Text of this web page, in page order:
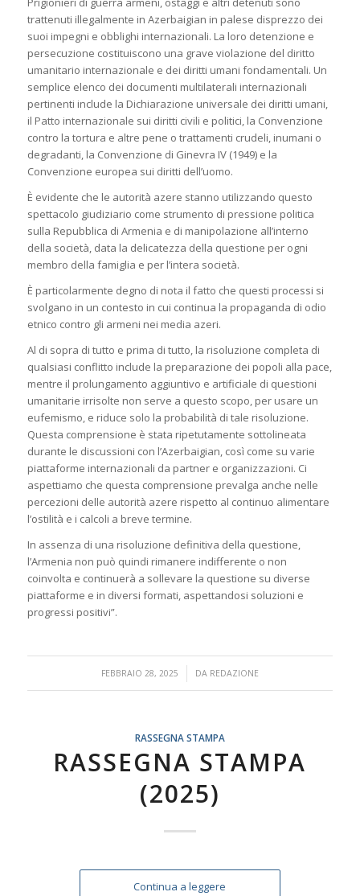
trattenuti illegalmente in Azerbaigian in palese disprezzo dei
suoi impegni e obblighi internazionali. La loro detenzione e
persecuzione costituiscono una grave violazione del diritto
umanitario internazionale e dei diritti umani fondamentali. Un
semplice elenco dei documenti multilaterali internazionali
pertinenti include la Dichiarazione universale dei diritti umani,
il Patto internazionale sui diritti civili e politici, la Convenzione
contro la tortura e altre pene o trattamenti crudeli, inumani o
degradanti, la Convenzione di Ginevra IV (1949) e la
Convenzione europea sui diritti dell’uomo.
È evidente che le autorità azere stanno utilizzando questo
spettacolo giudiziario come strumento di pressione politica
sulla Repubblica di Armenia e di manipolazione all’interno
della società, data la delicatezza della questione per ogni
membro della famiglia e per l’intera società.
È particolarmente degno di nota il fatto che questi processi si
svolgano in un contesto in cui continua la propaganda di odio
etnico contro gli armeni nei media azeri.
Al di sopra di tutto e prima di tutto, la risoluzione completa di
qualsiasi conflitto include la preparazione dei popoli alla pace,
mentre il prolungamento aggiuntivo e artificiale di questioni
umanitarie irrisolte non serve a questo scopo, per usare un
eufemismo, e riduce solo la probabilità di tale risoluzione.
Questa comprensione è stata ripetutamente sottolineata
durante le discussioni con l’Azerbaigian, così come su varie
piattaforme internazionali da partner e organizzazioni. Ci
aspettiamo che questa comprensione prevalga anche nelle
percezioni delle autorità azere rispetto al continuo alimentare
l’ostilità e i calcoli a breve termine.
In assenza di una risoluzione definitiva della questione,
l’Armenia non può quindi rimanere indifferente o non
coinvolta e continuerà a sollevare la questione su diverse
piattaforme e in diversi formati, aspettandosi soluzioni e
progressi positivi”.
FEBBRAIO 28, 2025
/ DA REDAZIONE
RASSEGNA STAMPA
RASSEGNA STAMPA
(2025)
Continua a leggere